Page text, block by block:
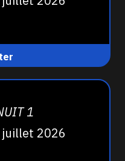
1
juillet 2026